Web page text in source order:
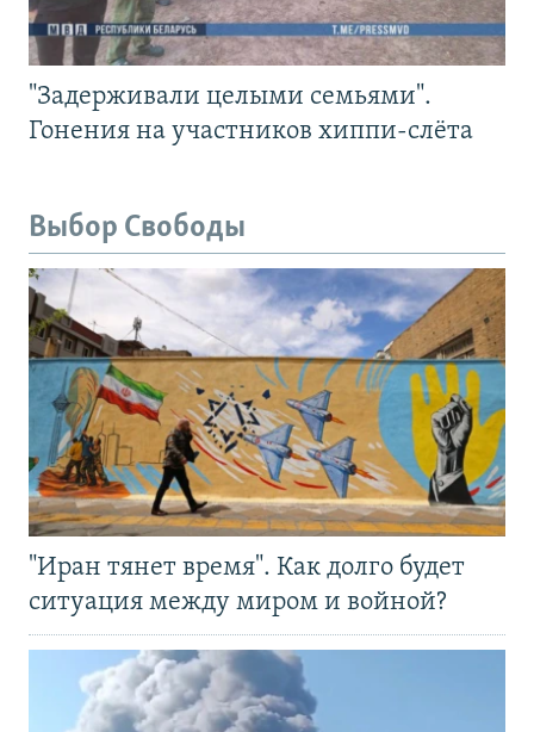
"Задерживали целыми семьями".
Гонения на участников хиппи-слёта
Выбор Свободы
"Иран тянет время". Как долго будет
ситуация между миром и войной?